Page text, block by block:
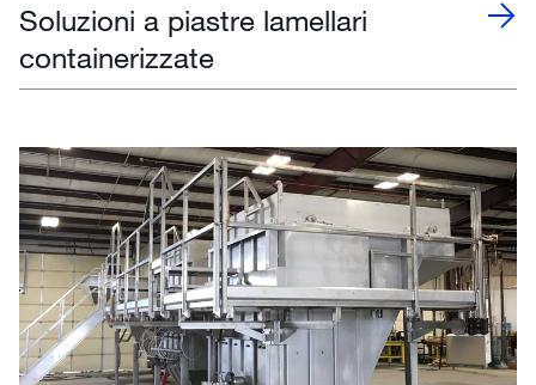
Soluzioni a piastre lamellari
containerizzate